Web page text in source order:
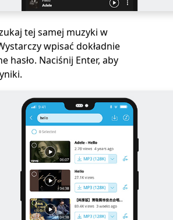
tej samej muzyki w
wpisać dokładnie
hasło. Naciśnij Enter, aby